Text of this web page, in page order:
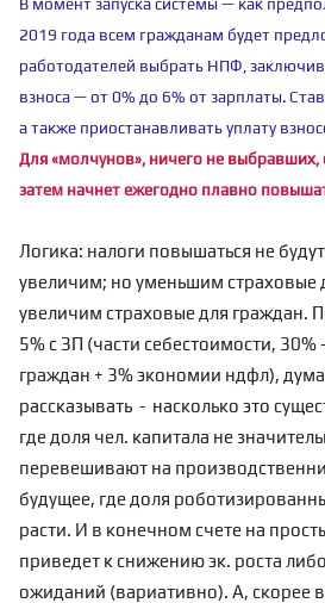
2019 года всем гражданам будет
работодателей выбрать НПФ,
взноса — от 0% до 6% от зарплаты.
а также приостанавливать уплату
Для «молчунов», ничего не выбравших,
затем начнет ежегодно плавно
Логика: налоги повышаться не
увеличим; но уменьшим страховые
увеличим страховые для граждан.
5% с ЗП (части себестоимости, 30%
граждан + 3% экономии ндфл),
рассказывать - насколько это
где доля чел. капитала не
перевешивают на
будущее, где доля
расти. И в конечном счете на
приведет к снижению эк. роста
ожиданий (вариативно). А, скорее